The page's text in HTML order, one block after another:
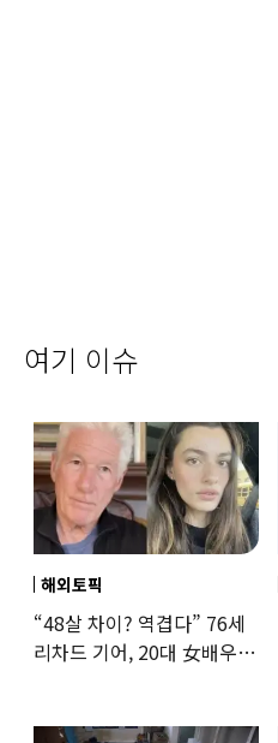
여기 이슈
해외토픽
“48살 차이? 역겹다” 76세
리차드 기어, 20대 女배우와